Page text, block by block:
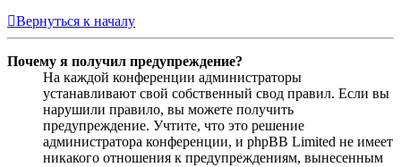
Вернуться к началу
Почему я получил предупреждение?
На каждой конференции администраторы
устанавливают свой собственный свод правил. Если вы
нарушили правило, вы можете получить
предупреждение. Учтите, что это решение
администратора конференции, и phpBB Limited не имеет
никакого отношения к предупреждениям, вынесенным